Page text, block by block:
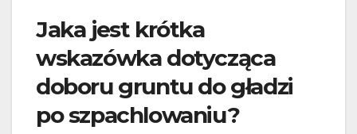
Jaka jest krótka
wskazówka dotycząca
doboru gruntu do gładzi
po szpachlowaniu?